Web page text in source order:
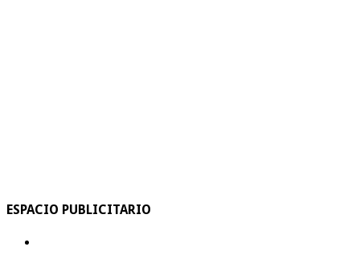
ESPACIO PUBLICITARIO